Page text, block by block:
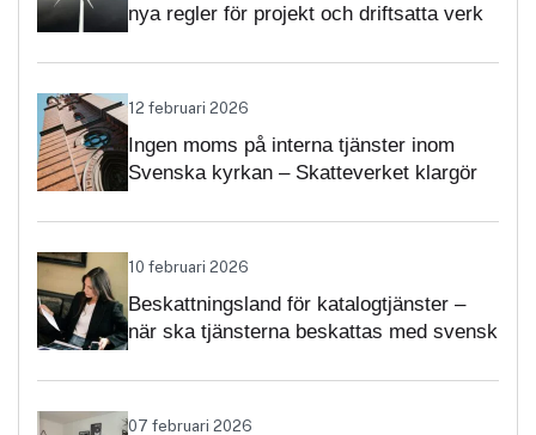
nya regler för projekt och driftsatta verk
12 februari 2026
Ingen moms på interna tjänster inom
Svenska kyrkan – Skatteverket klargör
10 februari 2026
Beskattningsland för katalogtjänster –
när ska tjänsterna beskattas med svensk
07 februari 2026